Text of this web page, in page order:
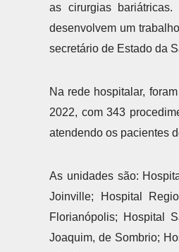
as cirurgias
desenvolvem um
secretário de Estado da
Na rede hospitalar,
2022, com 343
atendendo os pacientes
As unidades são:
Joinville; Hospital
Florianópolis; Hospital
Joaquim, de Sombrio;